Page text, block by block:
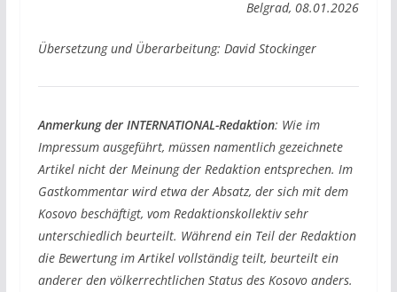
Belgrad, 08.01.2026
Übersetzung und Überarbeitung: David Stockinger
Anmerkung der INTERNATIONAL-Redaktion: Wie im
Impressum ausgeführt, müssen namentlich gezeichnete
Artikel nicht der Meinung der Redaktion entsprechen. Im
Gastkommentar wird etwa der Absatz, der sich mit dem
Kosovo beschäftigt, vom Redaktionskollektiv sehr
unterschiedlich beurteilt. Während ein Teil der Redaktion
die Bewertung im Artikel vollständig teilt, beurteilt ein
anderer den völkerrechtlichen Status des Kosovo anders.